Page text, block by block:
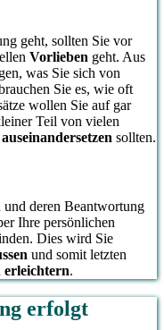
geht, sollten Sie vor
Vorlieben geht. Aus
was Sie sich von
Sie es, wie oft
wollen Sie auf gar
Teil von vielen
auseinandersetzen sollten.
und deren Beantwortung
Ihre persönlichen
Dies wird Sie
und somit letzten
erleichtern.
erfolgt